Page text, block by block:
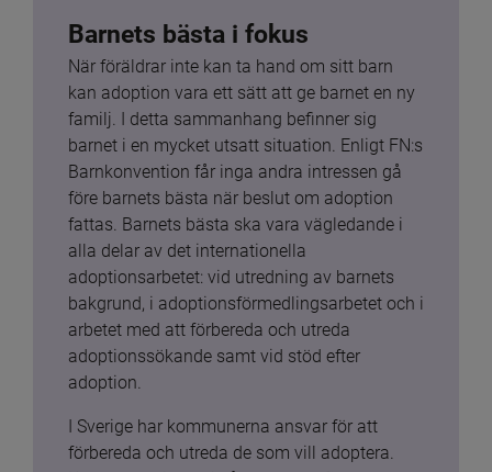
Barnets bästa i fokus
När föräldrar inte kan ta hand om sitt barn
kan adoption vara ett sätt att ge barnet en ny
familj. I detta sammanhang befinner sig
barnet i en mycket utsatt situation. Enligt FN:s
Barnkonvention får inga andra intressen gå
före barnets bästa när beslut om adoption
fattas. Barnets bästa ska vara vägledande i
alla delar av det internationella
adoptionsarbetet: vid utredning av barnets
bakgrund, i adoptionsförmedlingsarbetet och i
arbetet med att förbereda och utreda
adoptionssökande samt vid stöd efter
adoption.
I Sverige har kommunerna ansvar för att
förbereda och utreda de som vill adoptera.